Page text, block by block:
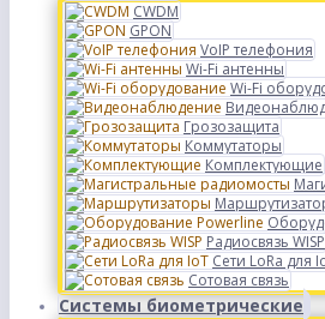
CWDM
GPON
VoIP телефония
Wi-Fi антенны
Wi-Fi
Грозозащита
Коммутаторы
Комплектующие
Радиосвязь WISP
Сети LoRa для
Сотовая связь
Системы биометрические